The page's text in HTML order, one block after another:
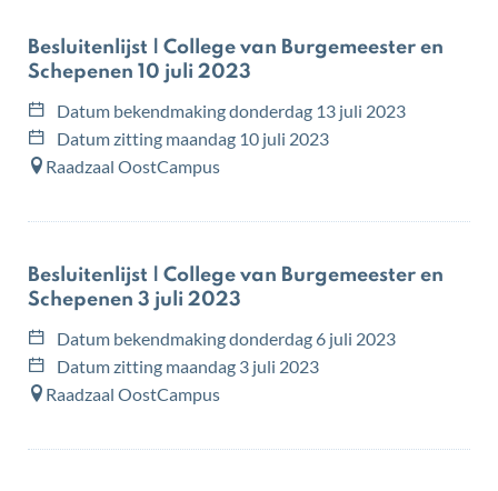
Overzicht
bekendmakingen
Besluitenlijst | College van Burgemeester en
Schepenen 10 juli 2023
Datum bekendmakingdonderdag 13 juli 2023
Datum zitting maandag 10 juli 2023
Raadzaal OostCampus
Besluitenlijst | College van Burgemeester en
Schepenen 3 juli 2023
Datum bekendmakingdonderdag 6 juli 2023
Datum zitting maandag 3 juli 2023
Raadzaal OostCampus